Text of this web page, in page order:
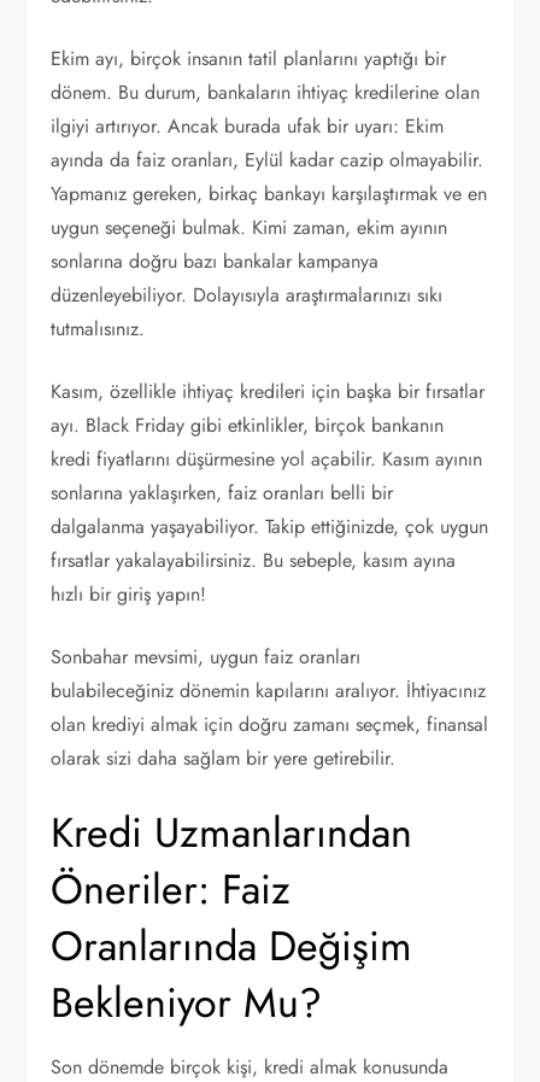
Ekim ayı, birçok insanın tatil planlarını yaptığı bir
dönem. Bu durum, bankaların ihtiyaç kredilerine olan
ilgiyi artırıyor. Ancak burada ufak bir uyarı: Ekim
ayında da faiz oranları, Eylül kadar cazip olmayabilir.
Yapmanız gereken, birkaç bankayı karşılaştırmak ve en
uygun seçeneği bulmak. Kimi zaman, ekim ayının
sonlarına doğru bazı bankalar kampanya
düzenleyebiliyor. Dolayısıyla araştırmalarınızı sıkı
tutmalısınız.
Kasım, özellikle ihtiyaç kredileri için başka bir fırsatlar
ayı. Black Friday gibi etkinlikler, birçok bankanın
kredi fiyatlarını düşürmesine yol açabilir. Kasım ayının
sonlarına yaklaşırken, faiz oranları belli bir
dalgalanma yaşayabiliyor. Takip ettiğinizde, çok uygun
fırsatlar yakalayabilirsiniz. Bu sebeple, kasım ayına
hızlı bir giriş yapın!
Sonbahar mevsimi, uygun faiz oranları
bulabileceğiniz dönemin kapılarını aralıyor. İhtiyacınız
olan krediyi almak için doğru zamanı seçmek, finansal
olarak sizi daha sağlam bir yere getirebilir.
Kredi Uzmanlarından
Öneriler: Faiz
Oranlarında Değişim
Bekleniyor Mu?
Son dönemde birçok kişi, kredi almak konusunda